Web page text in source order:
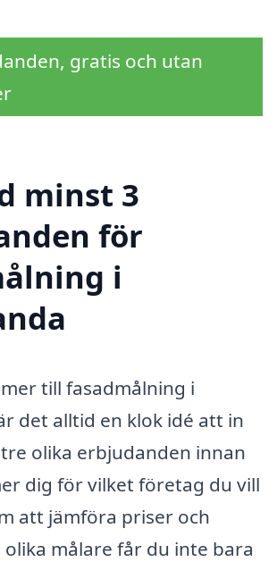
gratis och utan
minst 3
för
i
till fasadmålning i
det alltid en klok idé att in
olika erbjudanden innan
dig för vilket företag du vill
att jämföra priser och
målare får du inte bara